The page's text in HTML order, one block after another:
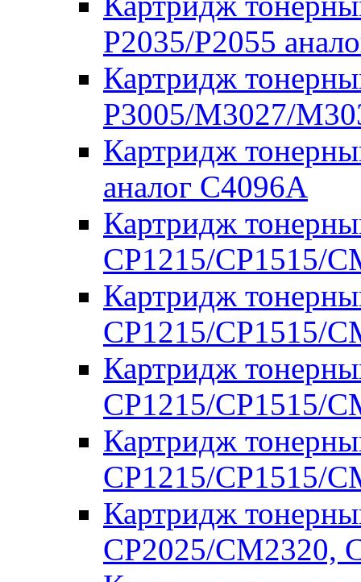
P2035/P2055
Картридж
P3005/M3027/
Картридж
аналог C4096A
Картридж
CP1215/CP1515/
Картридж
CP1215/CP1515/
Картридж
CP1215/CP1515/
Картридж
CP1215/CP1515/
Картридж
CP2025/CM2320,